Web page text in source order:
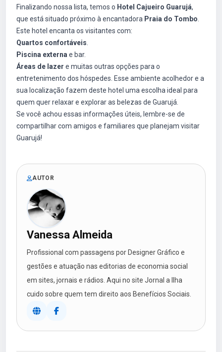
Finalizando nossa lista, temos o Hotel Cajueiro Guarujá,
que está situado próximo à encantadora Praia do Tombo
Este hotel encanta os visitantes com:
Quartos confortáveis
Piscina externa e bar.
Áreas de lazer e muitas outras opções para o
entretenimento dos hóspedes. Esse ambiente acolhedor e a
sua localização fazem deste hotel uma escolha ideal para
quem quer relaxar e explorar as belezas de Guarujá.
Se você achou essas informações úteis, lembre-se de
compartilhar com amigos e familiares que planejam visitar
Guarujá!
AUTOR
Vanessa Almeida
Profissional com passagens por Designer Gráfico e
gestões e atuação nas editorias de economia social
em sites, jornais e rádios. Aqui no site Jornal a Ilha
cuido sobre quem tem direito aos Benefícios Sociais.